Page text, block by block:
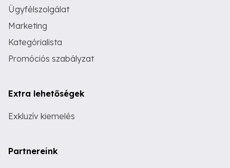
Ügyfélszolgálat
Marketing
Kategórialista
Promóciós szabályzat
Extra lehetőségek
Exkluzív kiemelés
Partnereink